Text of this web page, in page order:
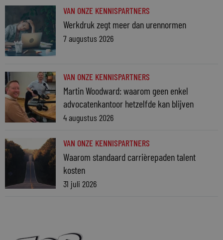
VAN ONZE KENNISPARTNERS
Werkdruk zegt meer dan urennormen
7 augustus 2026
VAN ONZE KENNISPARTNERS
Martin Woodward: waarom geen enkel
advocatenkantoor hetzelfde kan blijven
4 augustus 2026
VAN ONZE KENNISPARTNERS
Waarom standaard carrièrepaden talent
kosten
31 juli 2026